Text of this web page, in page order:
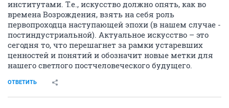
институтами. Т.е., искусство должно опять, как во
времена Возрождения, взять на себя роль
первопроходца наступающей эпохи (в нашем случае -
постиндустриальной). Актуальное искусство – это
сегодня то, что перешагнет за рамки устаревших
ценностей и понятий и обозначит новые метки для
нашего светлого постчеловеческого будущего.
ОТВЕТИТЬ